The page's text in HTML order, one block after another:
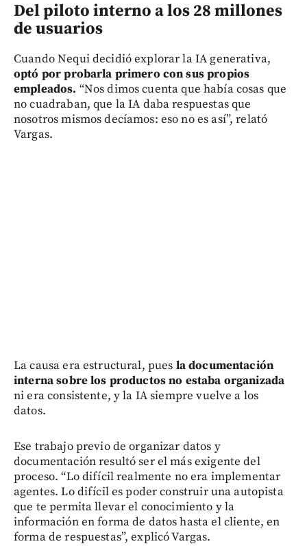
Del piloto interno a los 28 millones
de usuarios
Cuando Nequi decidió explorar la IA generativa,
optó por probarla primero con sus propios
empleados. “Nos dimos cuenta que había cosas que
no cuadraban, que la IA daba respuestas que
nosotros mismos decíamos: eso no es así”, relató
Vargas.
La causa era estructural, pues la documentación
interna sobre los productos no estaba organizada
ni era consistente, y la IA siempre vuelve a los
datos.
Ese trabajo previo de organizar datos y
documentación resultó ser el más exigente del
proceso. “Lo difícil realmente no era implementar
agentes. Lo difícil es poder construir una autopista
que te permita llevar el conocimiento y la
información en forma de datos hasta el cliente, en
forma de respuestas”, explicó Vargas.